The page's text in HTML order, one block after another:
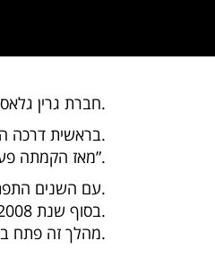
חברת גרין גלאס הוקמה בספטמבר 2004 ע”י ראובן ועידו כהן.
בראשית דרכה החלה את פעילותה בתחום ייצור תנורים לזכוכית וקרמיקה וייצור זכוכית.
מאז הקמתה פעלה החברה לקידום הפעילות בתחום אמנותי חדש ומתפתח בארץ -“תחום עיבוד זכוכית חמה (פיוזינג)”.
עם השנים התפתחה החברה והחלה לפעול בתחום נוספים המגבלים לתחום שבו היא עסקה.
בסוף שנת 2008 רכשה החברה עסק לייצור קרמיקה והדפסות על זכוכית וקרמיקה (הדפסות על דקאלים).
מהלך זה פתח בפניה שווקים חדשים ולמעשה הצליחה להציע ללקוחותיה סל מוצרים מקיף וגדול תחת קורת גג אחת.